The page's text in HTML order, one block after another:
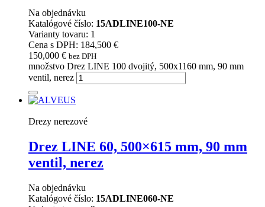
Na objednávku
Katalógové číslo: 15ADLINE100-NE
Varianty tovaru: 1
Cena s DPH: 184,500 €
150,000 € bez DPH
množstvo Drez LINE 100 dvojitý, 500x1160 mm, 90 mm
ventil, nerez
Drezy nerezové
Drez LINE 60, 500×615 mm, 90 mm
ventil, nerez
Na objednávku
Katalógové číslo: 15ADLINE060-NE